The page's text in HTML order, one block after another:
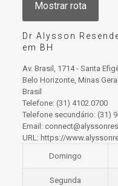
Dr Alysson
em BH
Av. Brasil, 1714 - Santa
Belo Horizonte, Minas
Brasil
Telefone: (31) 4102.0700
Telefone secundário: (31)
Email:
URL: https://
Domingo
Segunda